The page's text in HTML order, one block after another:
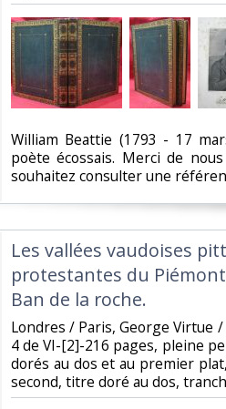
‎William Beattie (1793 - 17
poète écossais. Merci de
souhaitez consulter une
‎Les vallées vaudoises
protestantes du
Ban de la roche.‎
‎Londres / Paris, George Virtue
4 de VI-[2]-216 pages, pleine
dorés au dos et au premier
second, titre doré au dos,